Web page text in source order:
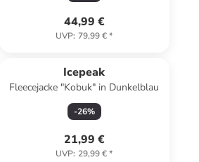
44,99 €
UVP: 79,99 €*
Icepeak
Fleecejacke "Kobuk" in Dunkelblau
-26%
21,99 €
UVP: 29,99 €*